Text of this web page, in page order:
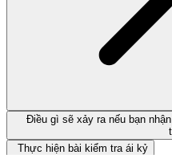
Điều gì sẽ xảy ra nếu bạn
Thực hiện bài kiểm tra ái kỷ